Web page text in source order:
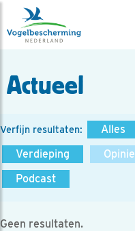
Actueel
Verfijn resultaten: Alles
Verdieping
Opinie
Podcast
Geen resultaten.